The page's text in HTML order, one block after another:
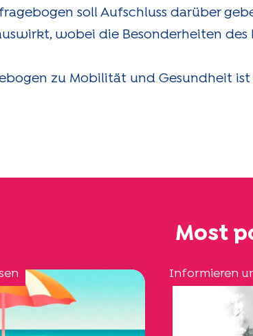
soll Aufschluss darüber
wobei die Besonderheiten
zu Mobilität und Gesundheit
Most
Informieren